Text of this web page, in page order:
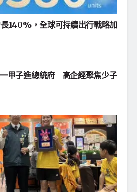
140%，全球可持續出行戰略加
甲子進總統府 高企經聚焦少子